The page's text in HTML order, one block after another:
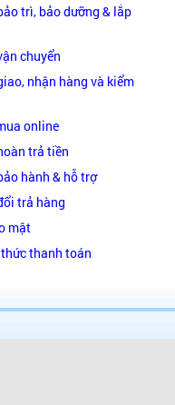
trì, bảo dưỡng & lắp
chuyển
nhận hàng và kiểm
online
trả tiền
hành & hỗ trợ
trả hàng
mật
thanh toán